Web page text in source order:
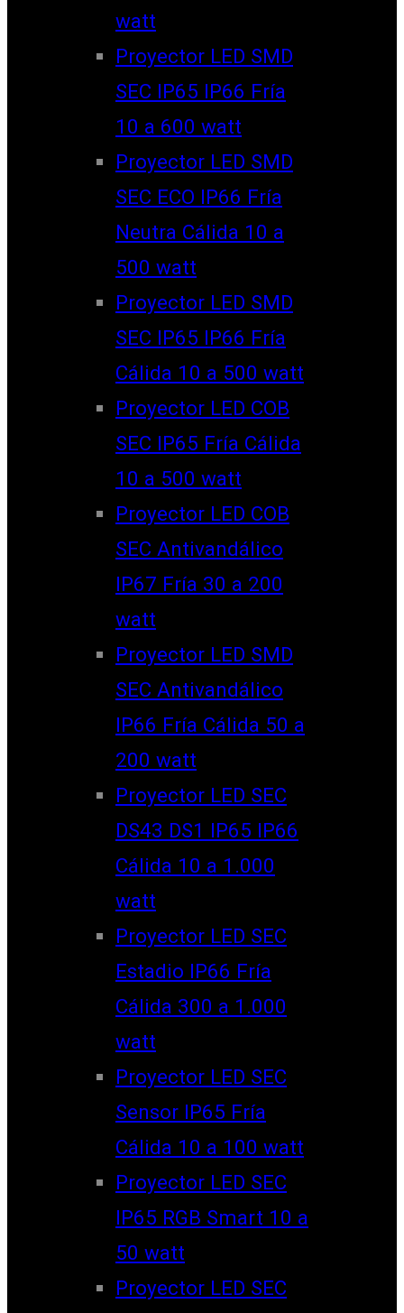
watt
Proyector LED SMD
SEC IP65 IP66 Fría
10 a 600 watt
Proyector LED SMD
SEC ECO IP66 Fría
Neutra Cálida 10 a
500 watt
Proyector LED SMD
SEC IP65 IP66 Fría
Cálida 10 a 500 watt
Proyector LED COB
SEC IP65 Fría Cálida
10 a 500 watt
Proyector LED COB
SEC Antivandálico
IP67 Fría 30 a 200
watt
Proyector LED SMD
SEC Antivandálico
IP66 Fría Cálida 50 a
200 watt
Proyector LED SEC
DS43 DS1 IP65 IP66
Cálida 10 a 1.000
watt
Proyector LED SEC
Estadio IP66 Fría
Cálida 300 a 1.000
watt
Proyector LED SEC
Sensor IP65 Fría
Cálida 10 a 100 watt
Proyector LED SEC
IP65 RGB Smart 10 a
50 watt
Proyector LED SEC